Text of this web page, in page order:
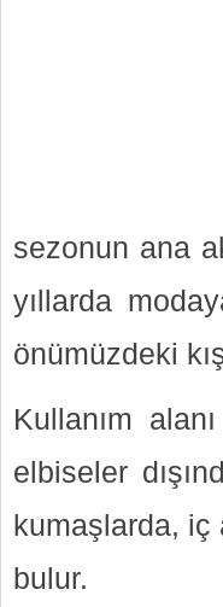
sezonun ana
yıllarda
önümüzdeki
Kullanım
elbiseler
kumaşlarda,
bulur.